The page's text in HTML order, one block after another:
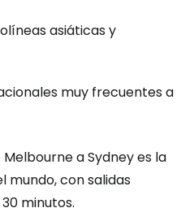
asiáticas y
muy frecuentes a
a Sydney es la
mundo, con salidas
minutos.